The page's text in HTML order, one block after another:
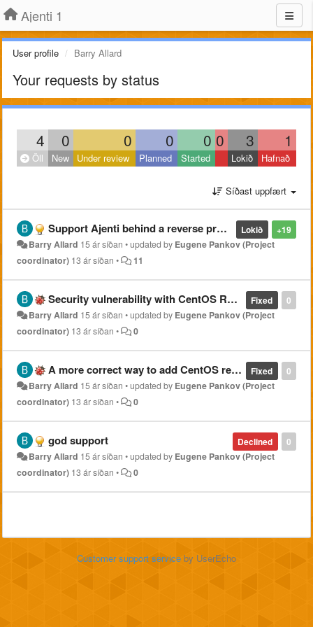
Ajenti 1
User profile Barry Allard
Your requests by status
4 0 0 0 0 0 3 1
Öll New Under review Planned Started Lokið Hafnað
Síðast uppfært
+19
Lokið
Support Ajenti behind a reverse proxy
Barry Allard 15 ár síðan •updated by Eugene Pankov (Project
coordinator) 13 ár síðan • 11
0
Fixed
Security vulnerability with CentOS RPMs.
Barry Allard 15 ár síðan •updated by Eugene Pankov (Project
coordinator) 13 ár síðan • 0
0
Fixed
A more correct way to add CentOS repo.
Barry Allard 15 ár síðan •updated by Eugene Pankov (Project
coordinator) 13 ár síðan • 0
0
Declined
god support
Barry Allard 15 ár síðan •updated by Eugene Pankov (Project
coordinator) 13 ár síðan • 0
Customer support service by UserEcho